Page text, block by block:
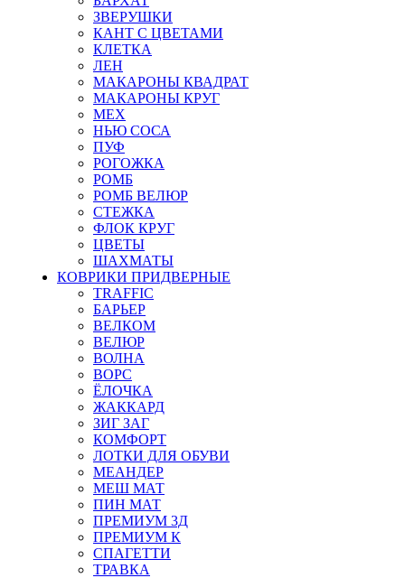
ЗВЕРУШКИ
КАНТ С ЦВЕТАМИ
КЛЕТКА
ЛЕН
МАКАРОНЫ КВАДРАТ
МАКАРОНЫ КРУГ
МЕХ
НЬЮ СОСА
ПУФ
РОГОЖКА
РОМБ
РОМБ ВЕЛЮР
СТЕЖКА
ФЛОК КРУГ
ЦВЕТЫ
ШАХМАТЫ
КОВРИКИ ПРИДВЕРНЫЕ
TRAFFIC
БАРЬЕР
ВЕЛКОМ
ВЕЛЮР
ВОЛНА
ВОРС
ЁЛОЧКА
ЖАККАРД
ЗИГ ЗАГ
КОМФОРТ
ЛОТКИ ДЛЯ ОБУВИ
МЕАНДЕР
МЕШ МАТ
ПИН МАТ
ПРЕМИУМ 3Д
ПРЕМИУМ К
СПАГЕТТИ
ТРАВКА